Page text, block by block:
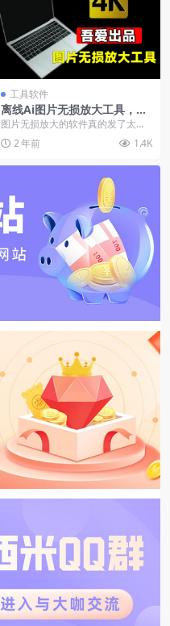
工具软件
离线Ai图片无损放大工具，内
置腾讯开源模型，一键模糊图
片变清晰
图片无损放大的软件真的发了太多
太多了，很多都是用的腾讯的大模
型，吾爱大神也打包了...
2 年前 1.4K